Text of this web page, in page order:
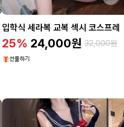
입학식 세라복 교복 섹시 코스프레
25% 24,000원 32,000원